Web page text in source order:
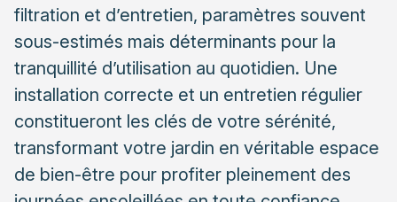
filtration et d’entretien, paramètres souvent
sous-estimés mais déterminants pour la
tranquillité d’utilisation au quotidien. Une
installation correcte et un entretien régulier
constitueront les clés de votre sérénité,
transformant votre jardin en véritable espace
de bien-être pour profiter pleinement des
Traitement de l’eau : produits et fréquence
d’utilisation
Hivernage et maintenance saisonnière : prolonger
la durée de vie